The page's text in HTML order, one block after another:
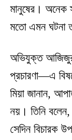
মানুষের। অনেক
মতো এমন ঘটনা
অভিযুক্ত আজিজুর
প্রচারণা—এ
মিয়া জানান,
নয়। তিনি বলেন,
সেদিন বিচারক